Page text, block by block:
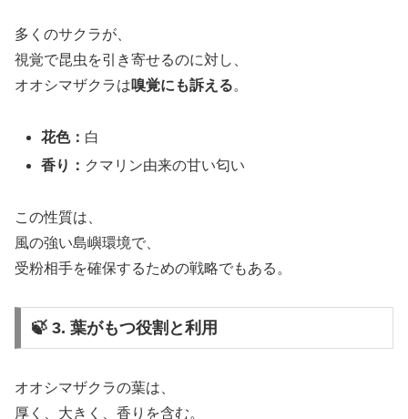
多くのサクラが、
視覚で昆虫を引き寄せるのに対し、
オオシマザクラは嗅覚にも訴える。
花色： 白
香り： クマリン由来の甘い匂い
この性質は、
風の強い島嶼環境で、
受粉相手を確保するための戦略でもある。
🍃 3. 葉がもつ役割と利用
オオシマザクラの葉は、
厚く、大きく、香りを含む。